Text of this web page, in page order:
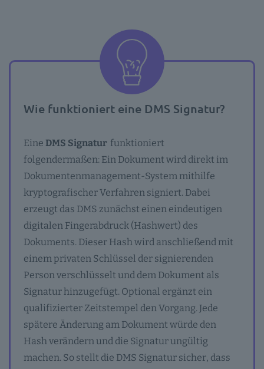
Wie funktioniert eine DMS Signatur?
Eine DMS Signatur funktioniert
folgendermaßen: Ein Dokument wird direkt im
Dokumentenmanagement-System mithilfe
kryptografischer Verfahren signiert. Dabei
erzeugt das DMS zunächst einen eindeutigen
digitalen Fingerabdruck (Hashwert) des
Dokuments. Dieser Hash wird anschließend mit
einem privaten Schlüssel der signierenden
Person verschlüsselt und dem Dokument als
Signatur hinzugefügt. Optional ergänzt ein
qualifizierter Zeitstempel den Vorgang. Jede
spätere Änderung am Dokument würde den
Hash verändern und die Signatur ungültig
machen. So stellt die DMS Signatur sicher, dass